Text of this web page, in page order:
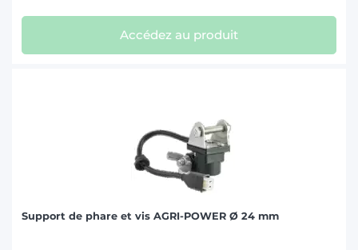
Accédez au produit
Support de phare et vis AGRI-POWER Ø 24 mm